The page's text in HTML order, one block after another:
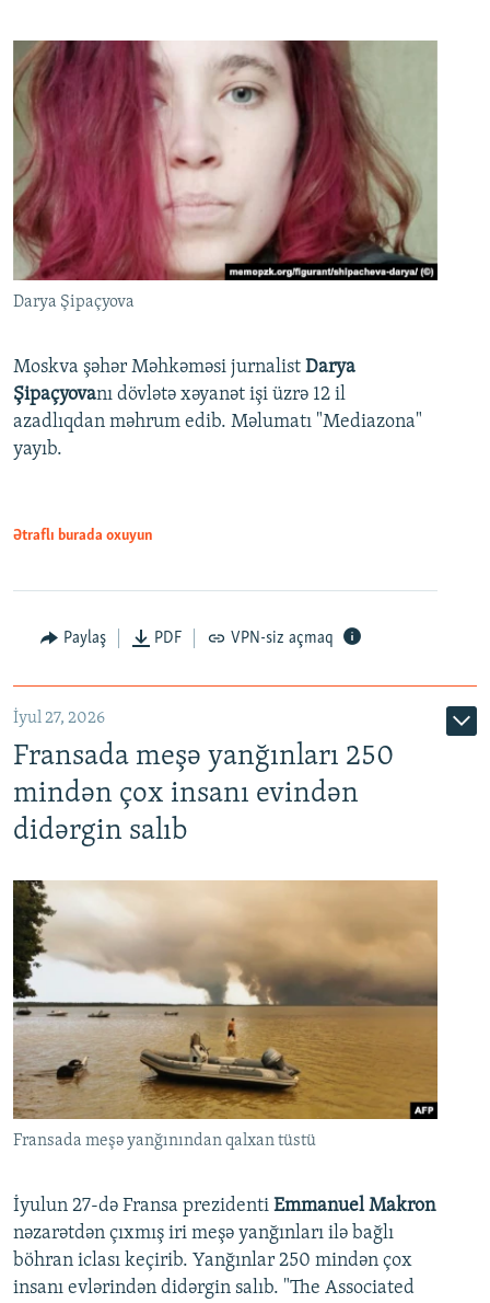
Darya Şipaçyova
Moskva şəhər Məhkəməsi jurnalist Darya
Şipaçyovanı dövlətə xəyanət işi üzrə 12 il
azadlıqdan məhrum edib. Məlumatı "Mediazona"
yayıb.
Ətraflı burada oxuyun
Paylaş PDF VPN-siz açmaq
İyul 27, 2026
Fransada meşə yanğınları 250
mindən çox insanı evindən
didərgin salıb
Fransada meşə yanğınından qalxan tüstü
İyulun 27-də Fransa prezidenti Emmanuel Makron
nəzarətdən çıxmış iri meşə yanğınları ilə bağlı
böhran iclası keçirib. Yanğınlar 250 mindən çox
insanı evlərindən didərgin salıb. "The Associated